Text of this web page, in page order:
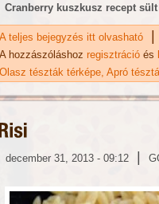
Cranberry kuszkusz recept
A teljes bejegyzés itt olvasható |
A hozzászóláshoz regisztráció és
Olasz tészták térképe Apró
december 31, 2013 - 09:12 |